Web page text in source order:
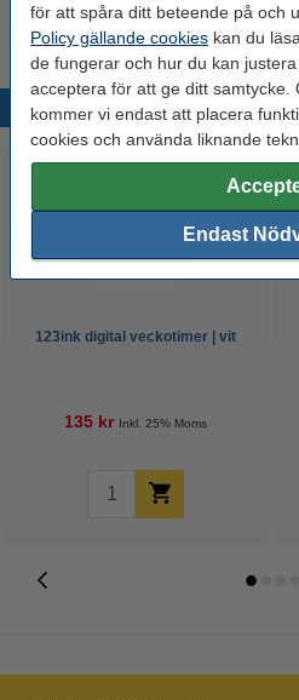
för att spåra ditt beteende på och
Policy gällande cookies kan du
de fungerar och hur du kan
acceptera för att ge ditt samtycke.
kommer vi endast att placera
cookies och använda liknande
Endast
Extra information
Bruksanvisning
Populära
123ink digital veckotimer | vit
135 kr Inkl. 25% Moms